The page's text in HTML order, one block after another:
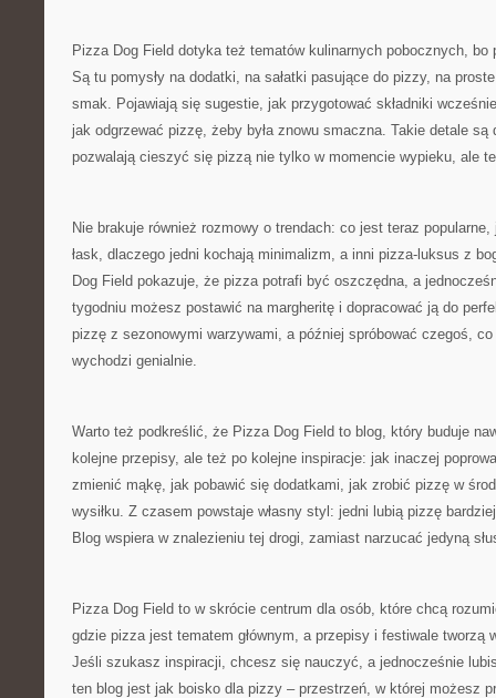
Pizza Dog Field dotyka też tematów kulinarnych pobocznych,
Są tu pomysły na dodatki, na sałatki pasujące do pizzy, na
smak. Pojawiają się sugestie, jak przygotować składniki
jak odgrzewać pizzę, żeby była znowu smaczna. Takie detale są
pozwalają cieszyć się pizzą nie tylko w momencie wypieku, ale
Nie brakuje również rozmowy o trendach: co jest teraz
łask, dlaczego jedni kochają minimalizm, a inni pizza-luksus z
Dog Field pokazuje, że pizza potrafi być oszczędna, a
tygodniu możesz postawić na margheritę i dopracować ją do
pizzę z sezonowymi warzywami, a później spróbować czegoś,
wychodzi genialnie.
Warto też podkreślić, że Pizza Dog Field to blog, który buduje
kolejne przepisy, ale też po kolejne inspiracje: jak inaczej
zmienić mąkę, jak pobawić się dodatkami, jak zrobić pizzę w
wysiłku. Z czasem powstaje własny styl: jedni lubią pizzę
Blog wspiera w znalezieniu tej drogi, zamiast narzucać jedyną
Pizza Dog Field to w skrócie centrum dla osób, które chcą
gdzie pizza jest tematem głównym, a przepisy i festiwale tworzą
Jeśli szukasz inspiracji, chcesz się nauczyć, a jednocześnie
ten blog jest jak boisko dla pizzy – przestrzeń, w której możesz